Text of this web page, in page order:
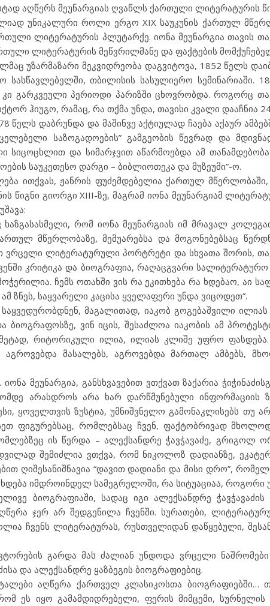
აღწერს მეუნარგიას ღვაწლს ქართული ლიტერატურის
უნიკალური როლი ერგო XIX საუკუნის ქართულ
ლიტერატურის პლუტარქე. იონა მეუნარგია თავის
ლიტერატურის მეწვრილმანე და ფაქტების
უზარმაზარი მეკვიდრეობა დაგვიტოვა, 1852 წელს
სასწავლებელში, თბილისის სასულიერო სემინარიაში.
გარკვეული პერიოდი პარიზში ცხოვრობდა. როგორც
ჰიუგო, რამაც, რა თქმა უნდა, თავისი კვალი
წელს დაბრუნდა და მაშინვე აქტიულად ჩაება აქაურ
საზოგადოების” გამგეობის წევრად და
სიცოცხლით და სიმარჯვით აწარმოებდა ამ
საუკეთესო დარგი – ბიბლიოთეკა და მუზეუმი”-ო.
ითქვას, ჟანრის ფუძემდებელია ქართულ
წიგნი გიორგი XIII-ზე, მაგრამ იონა მეუნარგიამ
რომ იონა მეუნარგიას იმ მრავალ
მწერლობაზე, მემუარებსა და მოგონებებსაც
ვრცელი ლიტერატურული პორტრეტი და სხვათა შორის,
კრიტიკა და ბიოგრაფია, რაღაცგვარი
ჩემს ოთახში ვის რა ეკითხება რა ხდებაო, აი
ზნეს, საყვარელი კაცისა ყველაფერი უნდა ვიცოდეთ”.
მაგალითად, იაკობ გოგებაშვილი
ბიოგრაფოსზე, ვინ იცის, შესაძლოა იაკობის ამ
რიტორიკული ილია, ილიას კლიშე უფრო ფასდება.
აგროვებდა მასალებს, აგროვებდა მართალ ამბებს,
მეუნარგია, განსხვავებით ვთქვათ ზაქარია
არასდროს არა ხარ დარწმუნებული ინფორმაციის
ყოველთვის ზუსტია, უმნიშვნელო გამონაკლისებს თუ
ფიგურებსაც, რომლებსაც ჩვენ, ფაქტობრივად
ის წერდა – ალექსანდრე ჭავჭავაძე, გრიგოლ
შემიძლია ვთქვა, რომ ნიკოლოზ დადიანზე,
ღიშესანიშნავია “დავით დადიანი და მისი დრო”,
იმდროინდელ სამეგრელოში, რა სიტუაციაა, როგორი
ბიოგრაფიაში, სადაც იგი ალექსანდრე
ჯერ არ შედგენილა ჩვენში. სურათები,
ჩვენს ლიტერატურას, რუსთველიდან დაწყებული,
გარდა მას ძალიან უნდოდა ვრცელი ნაშრომები
და ალექსანდრე ყაზბეგის ბიოგრაფიებიც.
აღწერა ქართველ კლასიკოსთა ბიოგრაფიებში…
ეს იყო გამამდიდრებელი, ფერის მიმცემი, სურნელის